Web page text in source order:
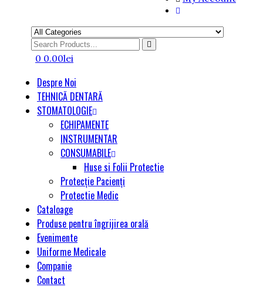
Search
for
0 0.00lei
Despre Noi
TEHNICĂ DENTARĂ
STOMATOLOGIE
ECHIPAMENTE
INSTRUMENTAR
CONSUMABILE
Huse si Folii Protectie
Protecție Pacienți
Protectie Medic
Cataloage
Produse pentru îngrijirea orală
Evenimente
Uniforme Medicale
Companie
Contact